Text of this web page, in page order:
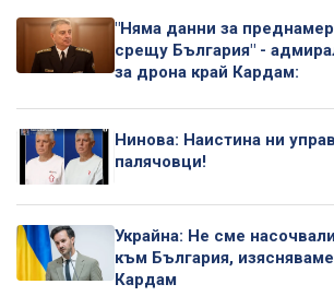
"Няма данни за
срещу България" -
за дрона край Кардам:
Нинова: Наистина ни
палячовци!
Украйна: Не сме
към България,
Кардам